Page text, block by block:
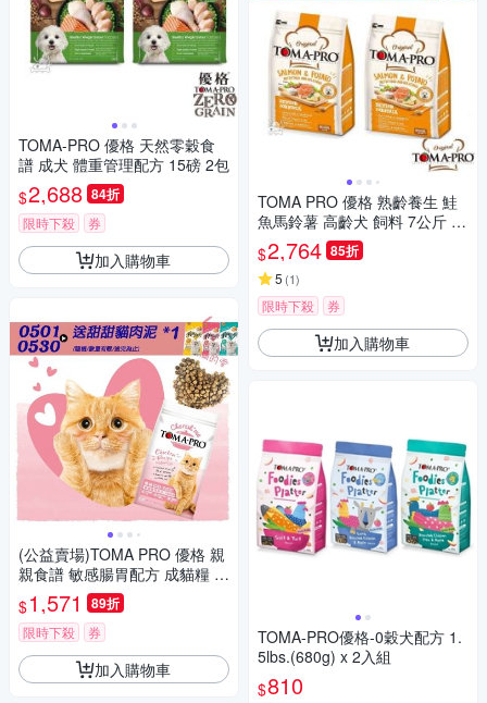
TOMA-PRO 優格 天然零穀食
譜 成犬 體重管理配方 15磅 2包
$2,688 84折
限時下殺 券
加入購物車
(公益賣場)TOMA PRO 優格 親
親食譜 敏感腸胃配方 成貓糧 1
3.2磅【受贈對象：中華民國保
護動物協會】(您不會收到商品)
愛心捐贈
$1,571 89折
限時下殺 券
加入購物車
TOMA PRO 優格 熟齡養生 鮭
魚馬鈴薯 高齡犬 飼料 7公斤 2
包
$2,764 85折
5 (1)
限時下殺 券
加入購物車
TOMA-PRO優格-0穀犬配方 1.
5lbs.(680g) x 2入組
$810